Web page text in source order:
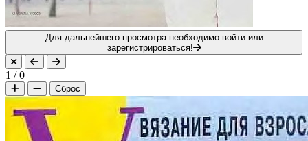
Для дальнейшего просмотра необходимо войти или
зарегистрироваться!
1 /0
Сброс